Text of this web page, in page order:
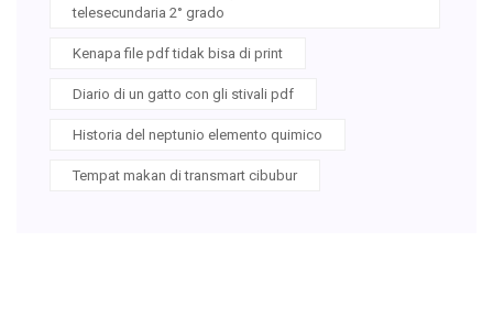
telesecundaria 2° grado
Kenapa file pdf tidak bisa di print
Diario di un gatto con gli stivali pdf
Historia del neptunio elemento quimico
Tempat makan di transmart cibubur